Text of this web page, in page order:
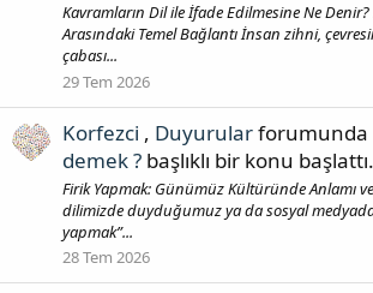
Kavramların Dil ile İfade Edilmesine Ne
Arasındaki Temel Bağlantı İnsan zihni,
çabası...
29 Tem 2026
Korfezci , Duyurularforumunda
demek ? başlıklı bir konu başlattı.
Firik Yapmak: Günümüz Kültüründe Anlamı
dilimizde duyduğumuz ya da sosyal medyada
yapmak”...
28 Tem 2026